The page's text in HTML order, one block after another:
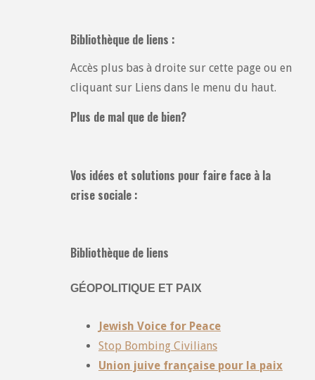
Bibliothèque de liens :
Accès plus bas à droite sur cette page ou en
cliquant sur Liens dans le menu du haut.
Plus de mal que de bien?
Vos idées et solutions pour faire face à la
crise sociale :
Bibliothèque de liens
GÉOPOLITIQUE ET PAIX
Jewish Voice for Peace
Stop Bombing Civilians
Union juive française pour la paix